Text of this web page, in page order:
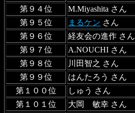
第９４位
M.Miyashita さん
第９５位
まるケン さん
第９６位
経友会の進作 さん
第９７位
A.NOUCHI さん
第９８位
川田智之 さん
第９９位
はんたろう さん
第１００位
しゅう さん
第１０１位
大岡 敏幸 さん